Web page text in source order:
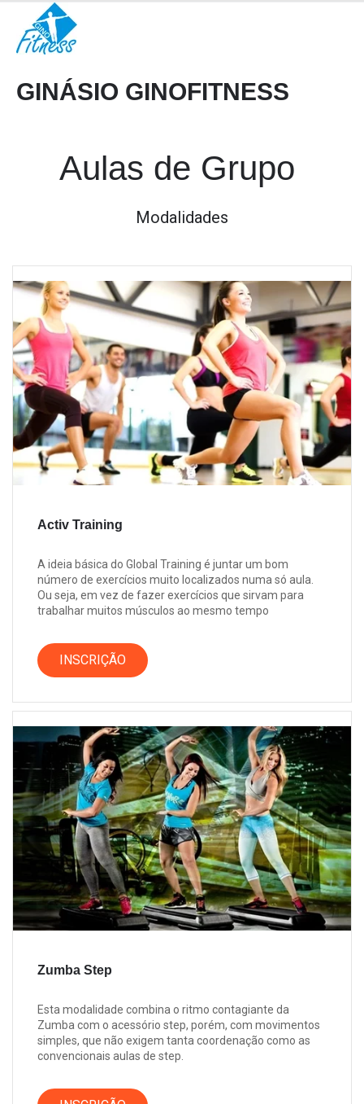
GINÁSIO GINOFITNESS
Aulas de Grupo
Modalidades
Activ Training
A ideia básica do Global Training é juntar um bom
número de exercícios muito localizados numa só aula.
Ou seja, em vez de fazer exercícios que sirvam para
trabalhar muitos músculos ao mesmo tempo
INSCRIÇÃO
Zumba Step
Esta modalidade combina o ritmo contagiante da
Zumba com o acessório step, porém, com movimentos
simples, que não exigem tanta coordenação como as
convencionais aulas de step.